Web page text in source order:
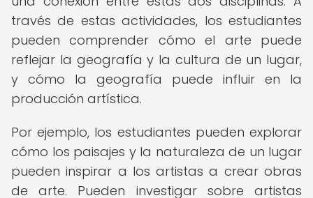
través de estas actividades, los estudiantes
pueden comprender cómo el arte puede
reflejar la geografía y la cultura de un lugar,
y cómo la geografía puede influir en la
producción artística.
Por ejemplo, los estudiantes pueden explorar
cómo los paisajes y la naturaleza de un lugar
pueden inspirar a los artistas a crear obras
de arte. Pueden investigar sobre artistas